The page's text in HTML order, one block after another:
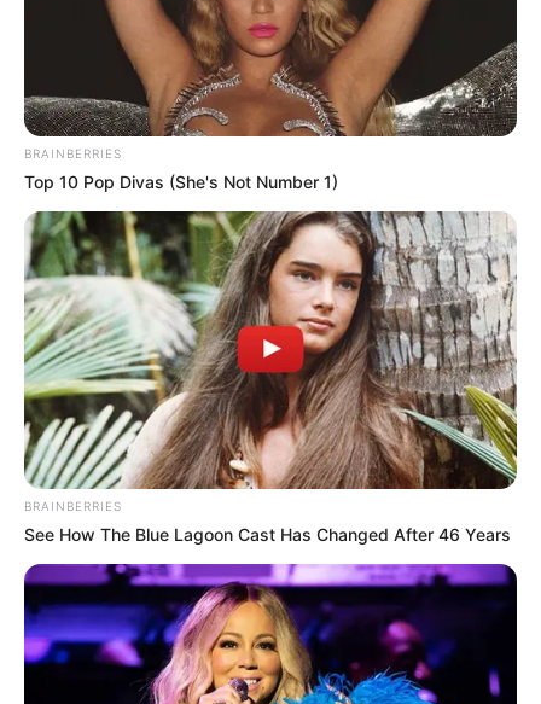
ทำนายดวงวันนี้ -10 ก.ค. 2564
ช่วงที่ดวงดีสุดๆ หรือ
ดวงแย่พบเจอแต่
ปัญหา ไม่ได้เป็นคำตอบ
ของชีวิต ว่าจะเป็นเช่น
นั้นตลอดไป แต่เราจะ
รักษาความดีนั้นอย่างไร
ให้ชีวิตพบเจอแต่คำว่า
ดวงดี บทสรุปของคำ
ทำนายดวงชะตาใน
สัปดาห์นี้ ขอให้เป็น
ข้อมูล ข้อคิดสะกิดใจใน
การดำเนินชีวิตและ
รู้ทันดวงชะตา
BRAINBERRIES
Top 10 Pop Divas (She's Not Number 1)
BRAINBERRIES
See How The Blue Lagoon Cast Has Changed After 46 Years